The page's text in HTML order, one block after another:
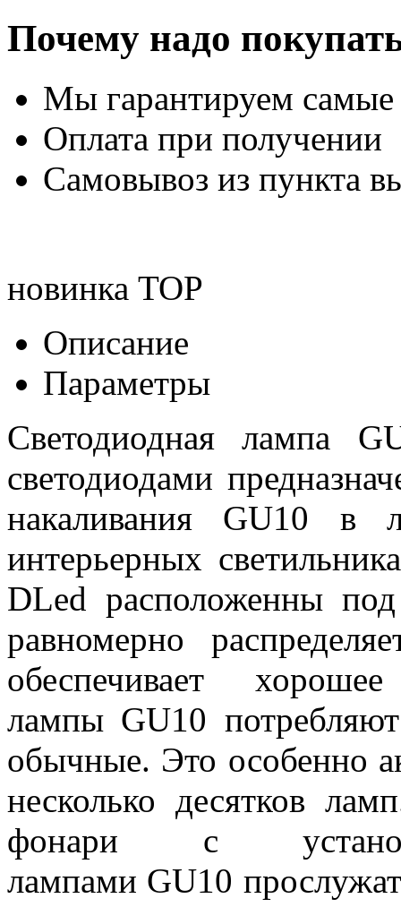
Почему надо
Мы гарантируем
Оплата при получении
Самовывоз из пункта
новинка TOP
Описание
Параметры
Светодиодная лампа
светодиодами
накаливания GU10 в
интерьерных
DLed расположенны
равномерно
обеспечивает
лампы GU10
обычные. Это особенно
несколько десятков
фонари с
лампами GU10